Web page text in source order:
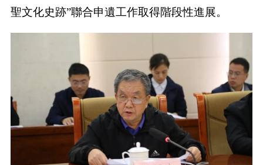
聖文化史跡”聯合申遺工作取得階段性進展。